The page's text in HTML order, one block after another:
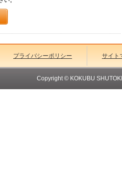
プライバシーポリシー サイト
Copyright © KOKUBU